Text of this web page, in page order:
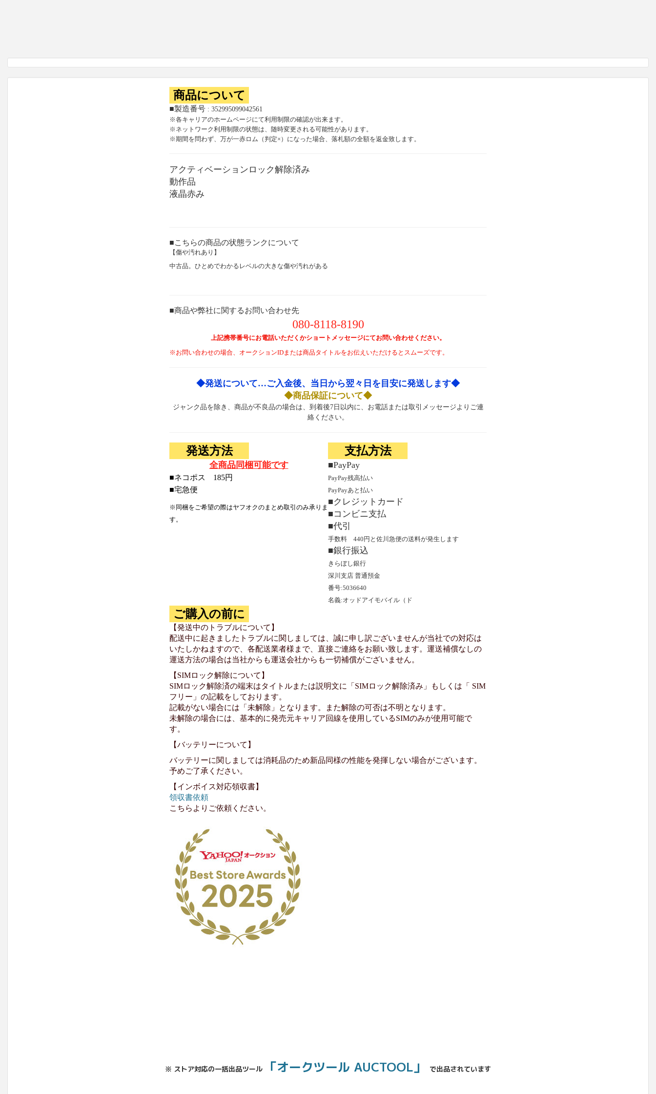
商品について
■製造番号 : 352995099042561
※各キャリアのホームページにて利用制限の確認が出来ます。
※ネットワーク利用制限の状態は、随時変更される可能性があります。
※期間を問わず、万が一赤ロム（判定×）になった場合、落札額の全額を返金致します。
アクティベーションロック解除済み
動作品
液晶赤み
■こちらの商品の状態ランクについて
【傷や汚れあり】
中古品。ひとめでわかるレベルの大きな傷や汚れがある
■商品や弊社に関するお問い合わせ先
080-8118-8190
上記携帯番号にお電話いただくかショートメッセージにてお問い合わせください。
※お問い合わせの場合、オークションIDまたは商品タイトルをお伝えいただけるとスムーズです。
◆発送について…ご入金後、当日から翌々日を目安に発送します◆
◆商品保証について◆
ジャンク品を除き、商品が不良品の場合は、到着後7日以内に、お電話または取引メッセージよりご連
絡ください。
発送方法
全商品同梱可能です
■ネコポス 185円
■宅急便
※同梱をご希望の際はヤフオクのまとめ取引のみ承りま
す。
支払方法
■PayPay
PayPay残高払い
PayPayあと払い
■クレジットカード
■コンビニ支払
■代引
手数料 440円と佐川急便の送料が発生します
■銀行振込
きらぼし銀行
深川支店 普通預金
番号:5036640
名義:オッドアイモバイル（ド
ご購入の前に
【発送中のトラブルについて】
配送中に起きましたトラブルに関しましては、誠に申し訳ございませんが当社での対応は
いたしかねますので、各配送業者様まで、直接ご連絡をお願い致します。運送補償なしの
運送方法の場合は当社からも運送会社からも一切補償がございません。
【SIMロック解除について】
SIMロック解除済の端末はタイトルまたは説明文に「SIMロック解除済み」もしくは「 SIM
フリー」の記載をしております。
記載がない場合には「未解除」となります。また解除の可否は不明となります。
未解除の場合には、基本的に発売元キャリア回線を使用しているSIMのみが使用可能で
す。
【バッテリーについて】
バッテリーに関しましては消耗品のため新品同様の性能を発揮しない場合がございます。
予めご了承ください。
【インボイス対応領収書】
領収書依頼
こちらよりご依頼ください。
※ ストア対応の一括出品ツール 「オークツール AUCTOOL」 で出品されています